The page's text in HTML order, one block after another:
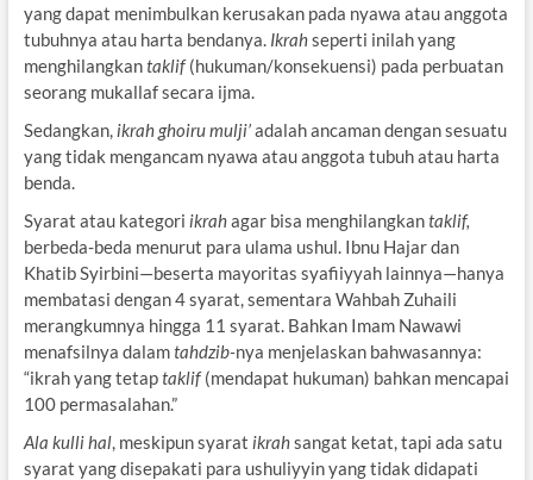
yang dapat menimbulkan kerusakan pada nyawa atau anggota
tubuhnya atau harta bendanya. Ikrahseperti inilah yang
menghilangkantaklif(hukuman/konsekuensi) pada perbuatan
seorang mukallaf secara ijma.
Sedangkan, ikrah ghoiru mulji’adalah ancaman dengan sesuatu
yang tidak mengancam nyawa atau anggota tubuh atau harta
benda.
Syarat atau kategori ikrahagar bisa menghilangkantaklif,
berbeda-beda menurut para ulama ushul. Ibnu Hajar dan
Khatib Syirbini—beserta mayoritas syafiiyyah lainnya—hanya
membatasi dengan 4 syarat, sementara Wahbah Zuhaili
merangkumnya hingga 11 syarat. Bahkan Imam Nawawi
menafsilnya dalamtahdzib-nya menjelaskan bahwasannya:
“ikrah yang tetaptaklif(mendapat hukuman) bahkan mencapai
100 permasalahan.”
Ala kulli hal, meskipun syarat ikrahsangat ketat, tapi ada satu
syarat yang disepakati para ushuliyyin yang tidak didapati